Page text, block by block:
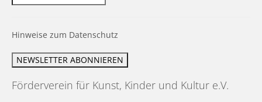
Hinweise zum Datenschutz
Förderverein für Kunst, Kinder und Kultur e.V.